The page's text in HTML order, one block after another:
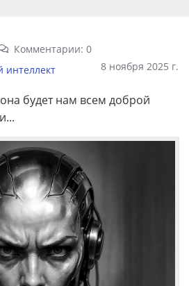
Комментарии: 0
8 ноября 2025 г.
интеллект
будет нам всем доброй